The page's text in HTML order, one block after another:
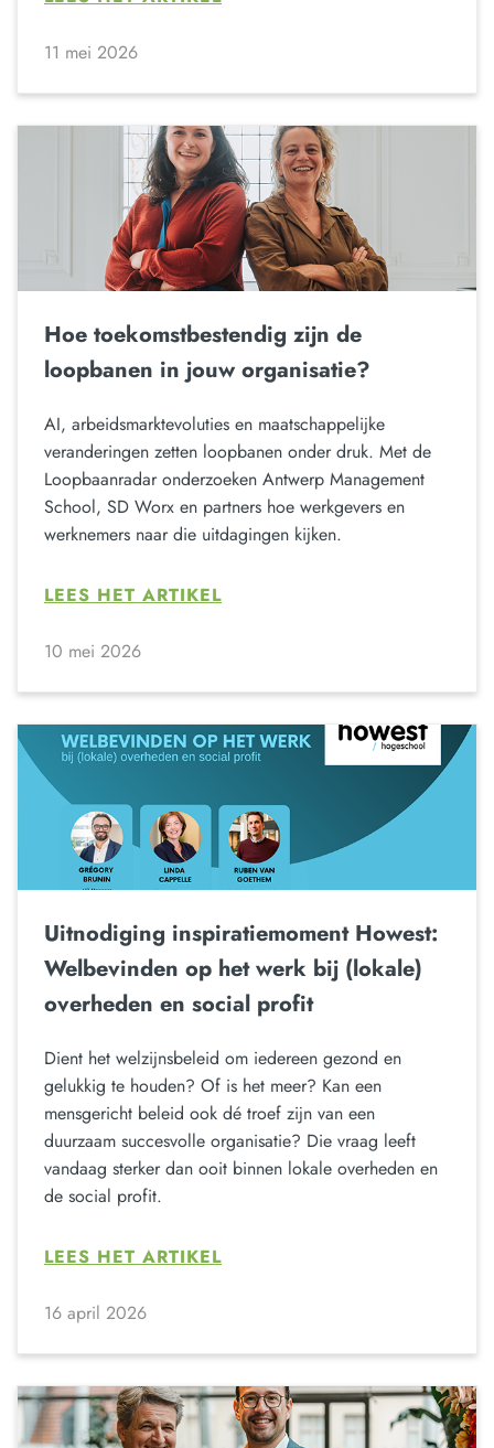
11 mei 2026
Hoe toekomstbestendig zijn de
loopbanen in jouw organisatie?
AI, arbeidsmarktevoluties en maatschappelijke
veranderingen zetten loopbanen onder druk. Met de
Loopbaanradar onderzoeken Antwerp Management
School, SD Worx en partners hoe werkgevers en
werknemers naar die uitdagingen kijken.
LEES HET ARTIKEL
10 mei 2026
Uitnodiging inspiratiemoment Howest:
Welbevinden op het werk bij (lokale)
overheden en social profit
Dient het welzijnsbeleid om iedereen gezond en
gelukkig te houden? Of is het meer? Kan een
mensgericht beleid ook dé troef zijn van een
duurzaam succesvolle organisatie? Die vraag leeft
vandaag sterker dan ooit binnen lokale overheden en
de social profit.
LEES HET ARTIKEL
16 april 2026